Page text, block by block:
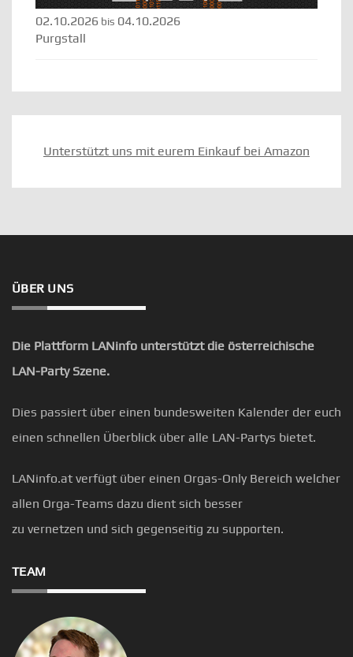
02.10.2026 bis 04.10.2026
Purgstall
Unterstützt uns mit eurem Einkauf bei Amazon
ÜBER UNS
Die Plattform LANinfo unterstützt die österreichische
LAN-Party Szene.
Dies passiert über einen bundesweiten Kalender der euch
einen schnellen Überblick über alle LAN-Partys bietet.
LANinfo.at verfügt über einen Orgas-Only Bereich welcher
allen Orga-Teams dazu dient sich besser
zu vernetzen und sich gegenseitig zu supporten.
TEAM